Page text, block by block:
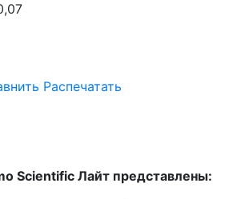
Распечатать
Scientific Лайт представлены: